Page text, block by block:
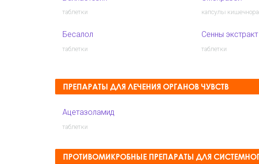
таблетки
Бесалол
таблетки
капсулы
Сенны
таблетки
ПРЕПАРАТЫ ДЛЯ ЛЕЧЕНИЯ ОРГАНОВ ЧУВСТВ
Ацетазоламид
таблетки
ПРОТИВОМИКРОБНЫЕ ПРЕПАРАТЫ ДЛЯ